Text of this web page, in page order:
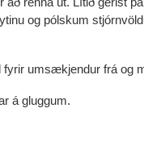
og pólskum
umsækjendur frá og
á gluggum.